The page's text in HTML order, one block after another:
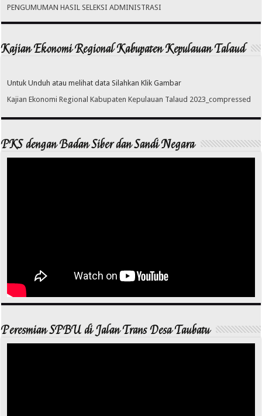
PENGUMUMAN HASIL SELEKSI ADMINISTRASI
Kajian Ekonomi Regional Kabupaten Kepulauan Talaud
Untuk Unduh atau melihat data Silahkan Klik Gambar
Kajian Ekonomi Regional Kabupaten Kepulauan Talaud 2023_compressed
PKS dengan Badan Siber dan Sandi Negara
Peresmian SPBU di Jalan Trans Desa Taubatu